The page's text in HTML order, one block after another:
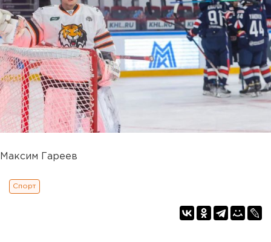
Максим Гареев
Спорт